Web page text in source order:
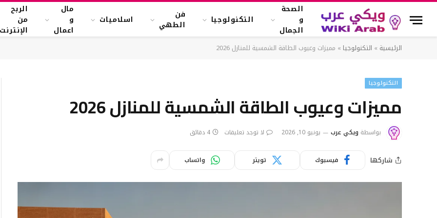
الصحة
و
الجمال
التكنولوجيا
فن
الطهي
اسلاميات
مال
و
اعمال
الربح
من
الإنترنت
الرئيسية » التكنولوجيا » مميزات وعيوب الطاقة الشمسية للمنازل 2026
التكنولوجيا
مميزات وعيوب الطاقة الشمسية للمنازل 2026
بواسطة ويكي عرب يونيو 10, 2026 لا توجد تعليقات 4 دقائق
شاركها فيسبوك تويتر واتساب